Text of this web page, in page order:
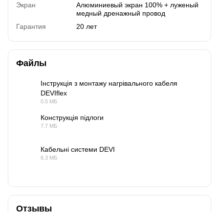
Экран
Алюминиевый экран 100% + луженый
медный дренажный провод
Гарантия
20 лет
Файлы
Інструкція з монтажу нагрівального кабеля
DEVIflex
0.5 МБ
Конструкція підлоги
7.7 МБ
Кабельні системи DEVI
6.3 МБ
Отзывы